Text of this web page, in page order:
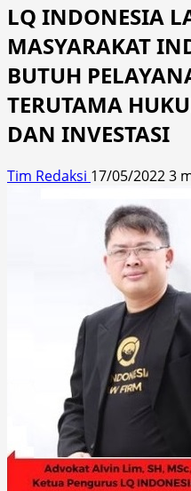
LQ INDONESIA
MASYARAKAT
BUTUH
TERUTAMA
DAN INVESTASI
Tim Redaksi 17/05/20223